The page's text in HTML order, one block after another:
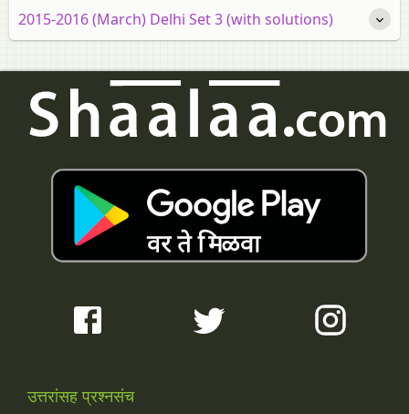
2015-2016 (March) Delhi Set 3 (with solutions)
उत्तरांसह प्रश्नसंच